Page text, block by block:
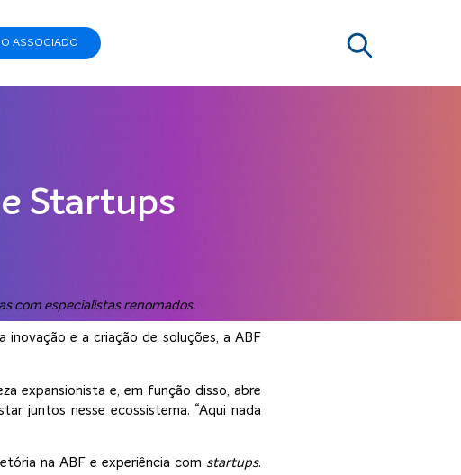
ASSOCIADO
Startups
com especialistas renomados.
inovação e a criação de soluções, a ABF
expansionista e, em função disso, abre
juntos nesse ecossistema. “Aqui nada
na ABF e experiência com startups.